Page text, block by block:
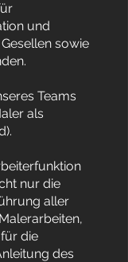
und
sowie
Teams
als
nur die
aller
die
des